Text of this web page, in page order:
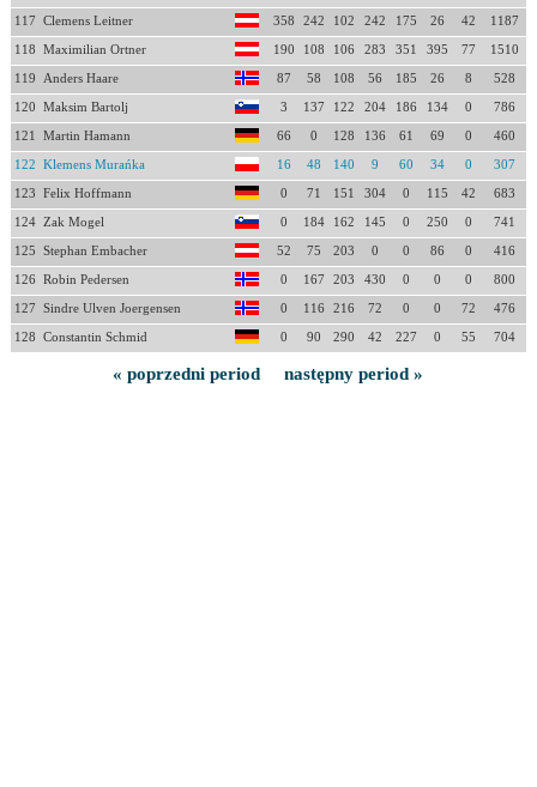
117 Clemens Leitner 358 242 102 242 175 26 42 1187
118 Maximilian Ortner 190 108 106 283 351 395 77 1510
119 Anders Haare 87 58 108 56 185 26 8 528
120 Maksim Bartolj 3 137 122 204 186 134 0 786
121 Martin Hamann 66 0 128 136 61 69 0 460
122 Klemens Murańka 16 48 140 9 60 34 0 307
123 Felix Hoffmann 0 71 151 304 0 115 42 683
124 Zak Mogel 0 184 162 145 0 250 0 741
125 Stephan Embacher 52 75 203 0 0 86 0 416
126 Robin Pedersen 0 167 203 430 0 0 0 800
127 Sindre Ulven Joergensen 0 116 216 72 0 0 72 476
128 Constantin Schmid 0 90 290 42 227 0 55 704
« poprzedni period następny period »